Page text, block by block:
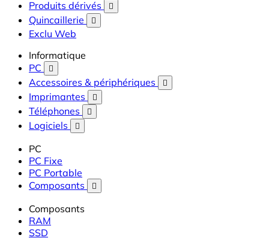
Produits dérivés 
Quincaillerie 
Exclu Web
Informatique
PC

Accessoires & périphériques 
Imprimantes 
Téléphones 
Logiciels 
PC
PC Fixe
PC Portable
Composants

Composants
RAM
SSD